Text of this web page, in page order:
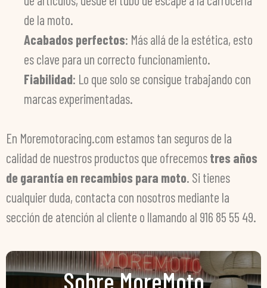
de la moto.
Acabados perfectos: Más allá de la estética, esto
es clave para un correcto funcionamiento.
Fiabilidad: Lo que solo se consigue trabajando con
marcas experimentadas.
En Moremotoracing.com estamos tan seguros de la
calidad de nuestros productos que ofrecemostres años
de garantía en recambios para moto. Si tienes
cualquier duda, contacta con nosotros mediante la
sección de atención al cliente o llamando al 916 85 55 49.
Sobre MoreMoto